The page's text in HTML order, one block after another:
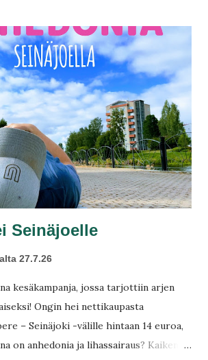
eurolla.
Seinäjoelle
27.7.26
kesäkampanja, jossa tarjottiin arjen
Ongin hei nettikaupasta
– Seinäjoki -välille hintaan 14 euroa,
on anhedonia ja lihassairaus? Kaiken